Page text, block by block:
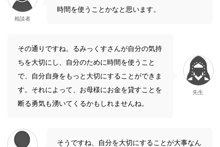
相談者
時間を使うことかなと思います。
その通りですね。るみっくすさんが自分の気持
ちを大切にし、自分のために時間を使うこと
で、自分自身をもっと大切にすることができま
す。それによって、お母様にお金を貸すことを
断る勇気も湧いてくるかもしれませんね。
先生
そうですね、自分を大切にすることが大事なん